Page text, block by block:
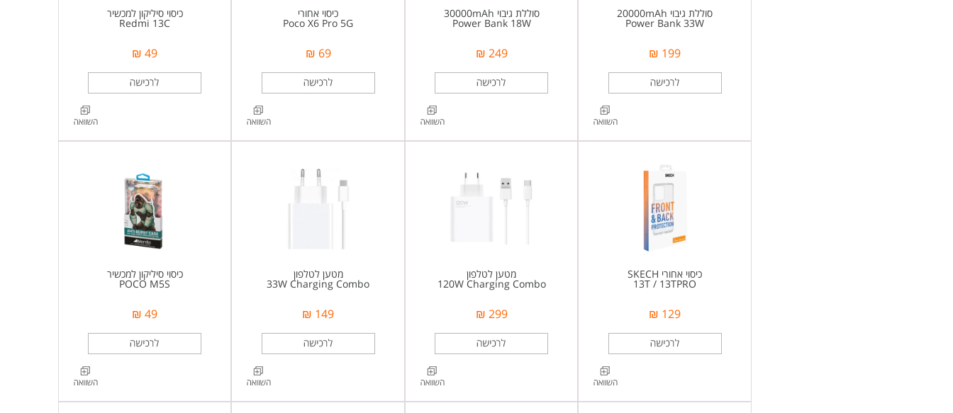
סוללת גיבוי 20000mAh
Power Bank 33W
199 ₪
סוללת גיבוי 30000mAh
Power Bank 18W
249 ₪
כיסוי אחורי
Poco X6 Pro 5G
69 ₪
כיסוי סיליקון למכשיר
Redmi 13C
49 ₪
כיסוי אחורי SKECH
13T / 13TPRO
129 ₪
מטען לטלפון
120W Charging Combo
299 ₪
מטען לטלפון
33W Charging Combo
149 ₪
כיסוי סיליקון למכשיר
POCO M5S
49 ₪